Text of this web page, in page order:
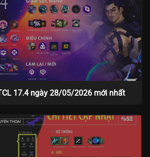
17.4 ngày 28/05/2026 mới nhất